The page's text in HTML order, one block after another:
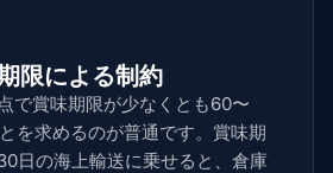
限による制約
で賞味期限が少なくとも60〜
を求めるのが普通です。賞味期
日の海上輸送に乗せると、倉庫